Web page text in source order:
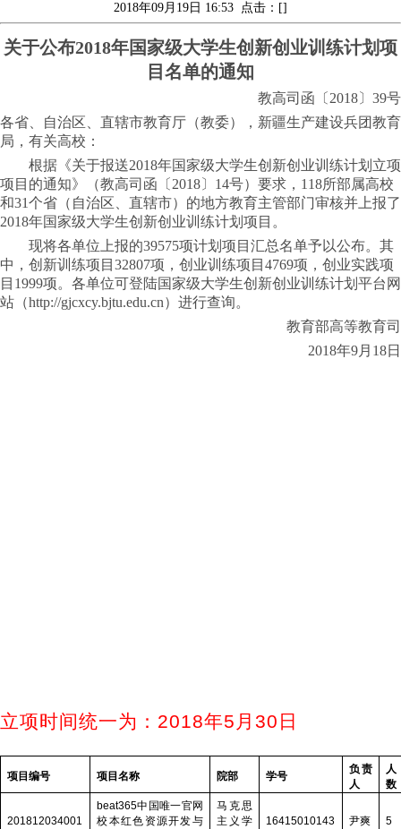
2018年09月19日 16:53 点击：[]
关于公布2018年国家级大学生创新创业训练计划项
目名单的通知
教高司函〔 2018〕39号
各省、自治区、直辖市教育厅（教委），新疆生产建设兵团教育
局，有关高校：
根据《关于报送2018年国家级大学生创新创业训练计划立项
项目的通知》（教高司函〔2018〕14号）要求，118所部属高校
和31个省（自治区、直辖市）的地方教育主管部门审核并上报了
2018年国家级大学生创新创业训练计划项目。
现将各单位上报的39575项计划项目汇总名单予以公布。其
中，创新训练项目32807项，创业训练项目4769项，创业实践项
目1999项。各单位可登陆国家级大学生创新创业训练计划平台网
站（http://gjcxcy.bjtu.edu.cn）进行查询。
教育部高等教育司
2018年9月18日
立项时间统一为： 2018年5 月 30 日
项目编号 项目名称 院部 学号
负责
人
人
数
201812034001
beat365中国唯一官网
校本红色资源开发与
马克思
主义学
16415010143 尹爽 5